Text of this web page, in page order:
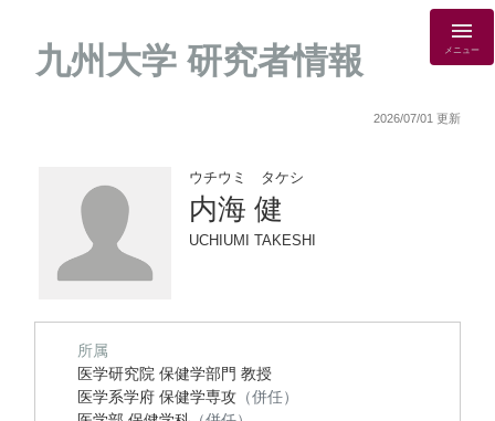
九州大学 研究者情報 メニュー
2026/07/01 更新
ウチウミ タケシ
内海 健
UCHIUMI TAKESHI
所属
医学研究院 保健学部門 教授
医学系学府 保健学専攻 （併任）